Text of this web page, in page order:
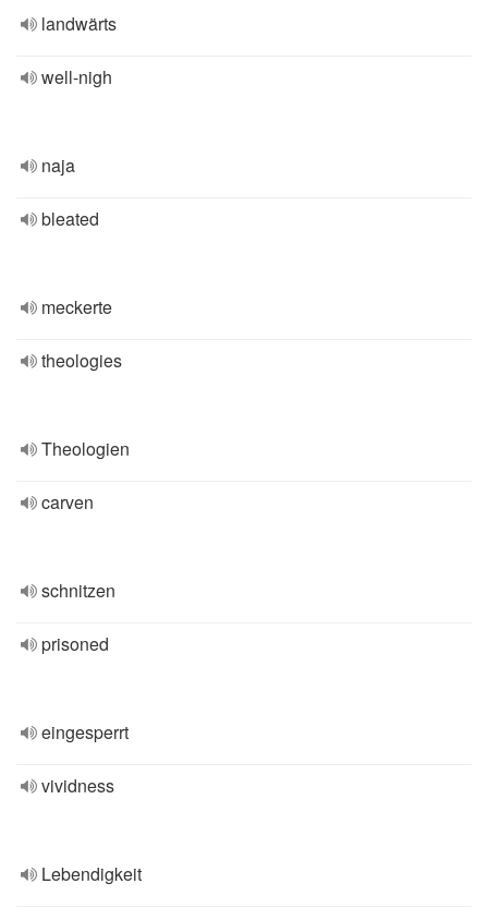
landwärts
well-nigh
naja
bleated
meckerte
theologies
Theologien
carven
schnitzen
prisoned
eingesperrt
vividness
Lebendigkeit